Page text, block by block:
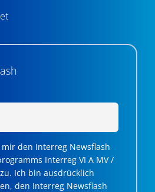
mir den Interreg Newsflash
Interreg VI A MV /
zu. Ich bin ausdrücklich
den Interreg Newsflash